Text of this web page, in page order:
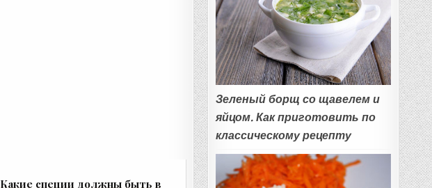
Какие специи должны быть в
Зеленый борщ со щавелем и
яйцом. Как приготовить по
классическому рецепту